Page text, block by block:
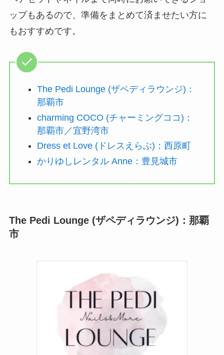
ップもあるので、準備をまとめて済ませたい方に
もおすすめです。
The Pedi Lounge (ザペディラウンジ)：
那覇市
charming COCO (チャーミングココ)：
那覇市／宜野湾市
Dress et Love (ドレスえらぶ)：西原町
かりゆしレンタル Anne：豊見城市
The Pedi Lounge (ザペディラウンジ)：那覇
市